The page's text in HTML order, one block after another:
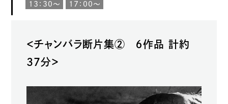
13：30〜 17：00〜
＜チャンバラ断片集② ６作品 計約
37分＞